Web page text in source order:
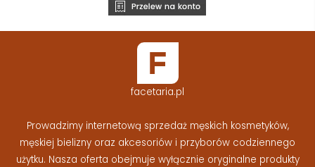
facetaria.pl
Prowadzimy internetową sprzedaż męskich kosmetyków,
męskiej bielizny oraz akcesoriów i przyborów codziennego
użytku. Nasza oferta obejmuje wyłącznie oryginalne produkty